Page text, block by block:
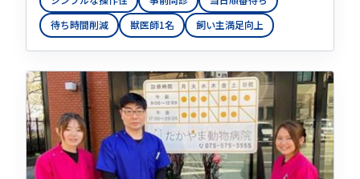
待ち時間削減
獣医師1名 飼い主満足向上